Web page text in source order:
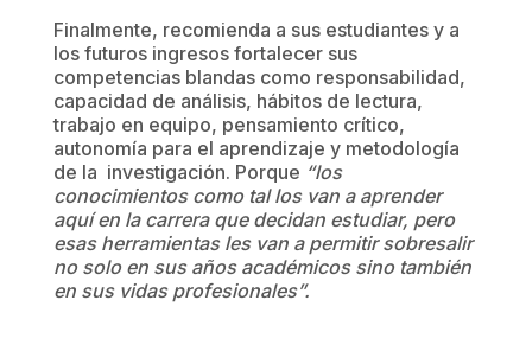
Finalmente, recomienda a sus estudiantes y a
los futuros ingresos fortalecer sus
competencias blandas como responsabilidad,
capacidad de análisis, hábitos de lectura,
trabajo en equipo, pensamiento crítico,
autonomía para el aprendizaje y metodología
de la investigación. Porque “los
conocimientos como tal los van a aprender
aquí en la carrera que decidan estudiar, pero
esas herramientas les van a permitir sobresalir
no solo en sus años académicos sino también
en sus vidas profesionales”.